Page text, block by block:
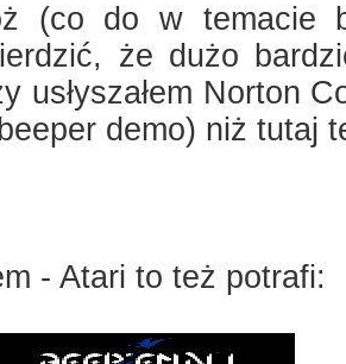
(co do w temacie
że dużo
usłyszałem Norton
demo) niż tutaj
- Atari to też potrafi: